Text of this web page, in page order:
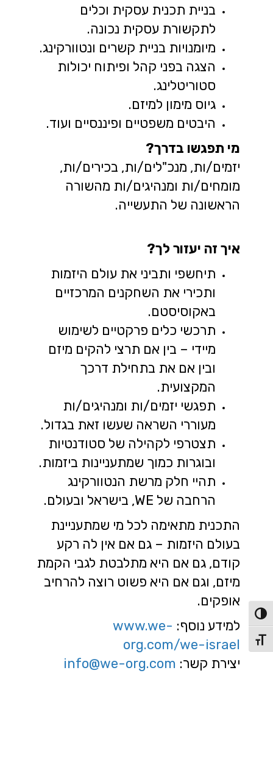
הפעל/כבה ניגודיות גבוהה
מתג גודל גופן
בניית תכנית עסקית וכלים
לתקשורת עסקית נכונה.
מיומנויות בניית קשרים ונטוורקינג.
הצגה בפני קהל ופיתוח יכולות
סטוריטלינג.
גיוס מימון למיזם.
היבטים משפטיים ופיננסיים ועוד.
מי תפגשו בדרך?
יזמים/ות, מנכ"לים/ות, בכירים/ות,
מומחים/ות ומנהיגים/ות מהשורה
הראשונה של התעשייה.
איך זה יעזור לך?
תיחשפי ותביני את עולם היזמות
ותכירי את השחקנים המרכזיים
באקוסיסטם.
תרכשי כלים פרקטיים לשימוש
מיידי – בין אם תרצי להקים מיזם
ובין אם את בתחילת דרכך
המקצועית.
תפגשי יזמים/ות ומנהיגים/ות
מעוררי השראה שעשו זאת בגדול.
תצטרפי לקהילה של סטודנטיות
ובוגרות כמוך שמתעניינות ביזמות.
תהיי חלק מרשת הנטוורקינג
הרחבה של WE, בישראל ובעולם.
התכנית מתאימה לכל מי שמתעניינת
בעולם היזמות – גם אם אין לה רקע
קודם, גם אם היא מתלבטת לגבי הקמת
מיזם, וגם אם היא פשוט רוצה להרחיב
אופקים.
למידע נוסף: www.we-
org.com/we-israel
יצירת קשר: info@we-org.com